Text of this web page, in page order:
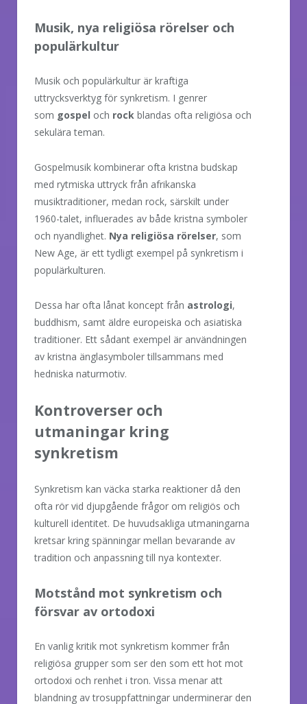
Musik, nya religiösa rörelser och
populärkultur
Musik och populärkultur är kraftiga
uttrycksverktyg för synkretism. I genrer
som gospel och rock blandas ofta religiösa och
sekulära teman.
Gospelmusik kombinerar ofta kristna budskap
med rytmiska uttryck från afrikanska
musiktraditioner, medan rock, särskilt under
1960-talet, influerades av både kristna symboler
och nyandlighet. Nya religiösa rörelser, som
New Age, är ett tydligt exempel på synkretism i
populärkulturen.
Dessa har ofta lånat koncept från astrologi,
buddhism, samt äldre europeiska och asiatiska
traditioner. Ett sådant exempel är användningen
av kristna änglasymboler tillsammans med
hedniska naturmotiv.
Kontroverser och
utmaningar kring
synkretism
Synkretism kan väcka starka reaktioner då den
ofta rör vid djupgående frågor om religiös och
kulturell identitet. De huvudsakliga utmaningarna
kretsar kring spänningar mellan bevarande av
tradition och anpassning till nya kontexter.
Motstånd mot synkretism och
försvar av ortodoxi
En vanlig kritik mot synkretism kommer från
religiösa grupper som ser den som ett hot mot
ortodoxi och renhet i tron. Vissa menar att
blandning av trosuppfattningar underminerar den